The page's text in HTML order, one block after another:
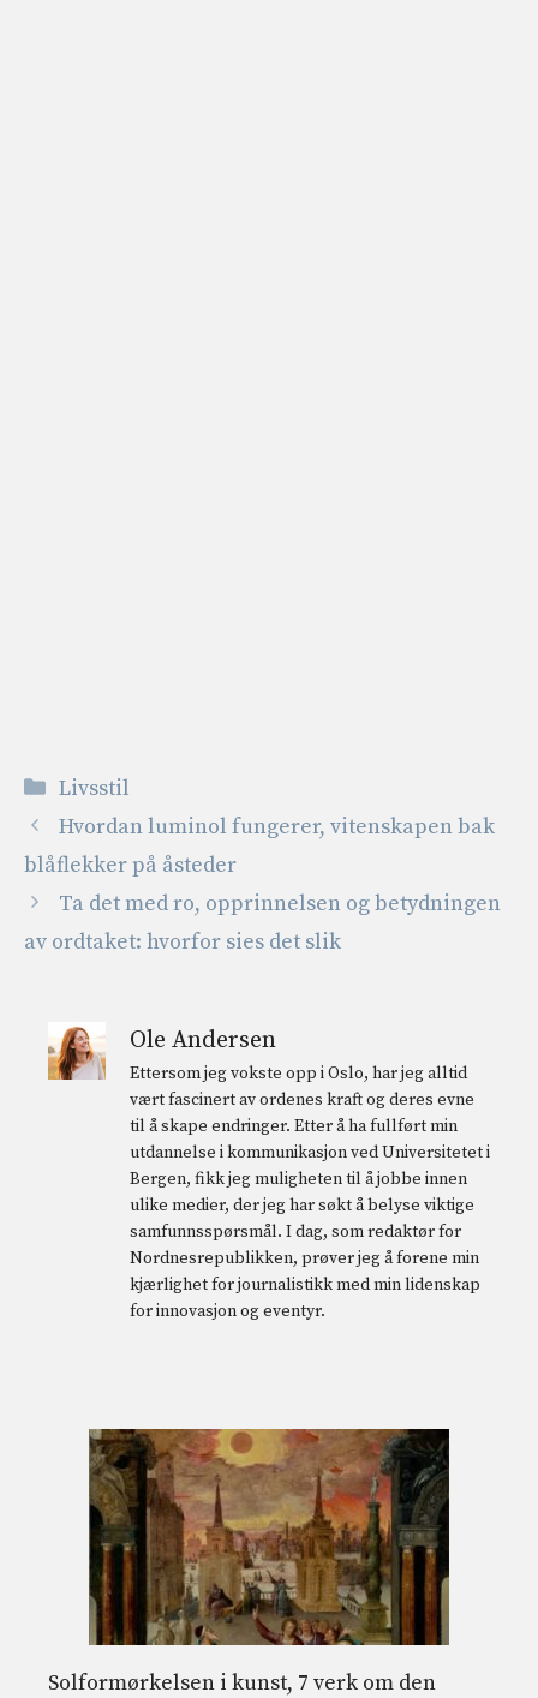
Kategorier
Livsstil
Hvordan luminol fungerer, vitenskapen bak
blåflekker på åsteder
Ta det med ro, opprinnelsen og betydningen
av ordtaket: hvorfor sies det slik
Ole Andersen
Ettersom jeg vokste opp i Oslo, har jeg alltid
vært fascinert av ordenes kraft og deres evne
til å skape endringer. Etter å ha fullført min
utdannelse i kommunikasjon ved Universitetet i
Bergen, fikk jeg muligheten til å jobbe innen
ulike medier, der jeg har søkt å belyse viktige
samfunnsspørsmål. I dag, som redaktør for
Nordnesrepublikken, prøver jeg å forene min
kjærlighet for journalistikk med min lidenskap
for innovasjon og eventyr.
Solformørkelsen i kunst, 7 verk om den